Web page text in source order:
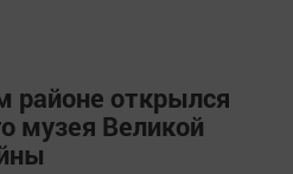
районе открылся
музея Великой